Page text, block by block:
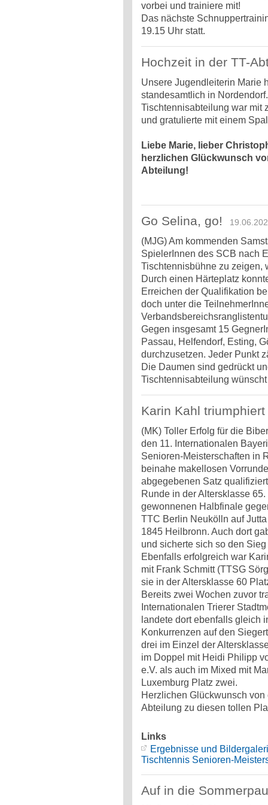
vorbei und trainiere mit!
Das nächste
19.15 Uhr statt.
Hochzeit in der TT-
Unsere Jugendleiterin Marie
standesamtlich in
Tischtennisabteilung war mit
und gratulierte mit einem
Liebe Marie, lieber
herzlichen Glückwunsch
Abteilung!
Go Selina, go!
(MJG) Am kommenden
SpielerInnen des SCB nach
Tischtennisbühne zu zeigen,
Durch einen Härteplatz
Erreichen der Qualifikation
doch unter die
Gegen insgesamt 15
Passau, Helfendorf, Esting,
durchzusetzen. Jeder Punkt
Die Daumen sind gedrückt
Tischtennisabteilung
Karin Kahl
(MK) Toller Erfolg für die
den 11. Internationalen
Senioren-Meisterschaften in
beinahe makellosen
abgegebenen Satz
Runde in der Altersklasse
gewonnenen Halbfinale
TTC Berlin Neukölln auf
1845 Heilbronn. Auch dort
und sicherte sich so den
Ebenfalls erfolgreich war
mit Frank Schmitt (TTSG
sie in der Altersklasse 60
Bereits zwei Wochen zuvor
Internationalen Trierer
landete dort ebenfalls gleich
Konkurrenzen auf den
drei im Einzel der
im Doppel mit Heidi Philipp
e.V. als auch im Mixed mit
Luxemburg Platz zwei.
Herzlichen Glückwunsch von
Abteilung zu diesen tollen
Links
Ergebnisse und
Tischtennis Senioren-
Auf in die